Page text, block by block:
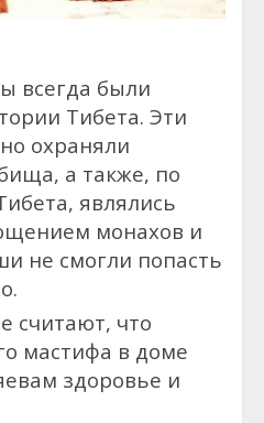
всегда были
Тибета. Эти
охраняли
а также, по
являлись
монахов и
не смогли попасть
считают, что
мастифа в доме
здоровье и